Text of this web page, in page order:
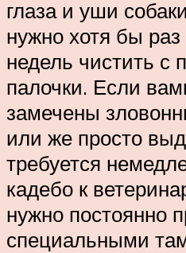
глаза и уши
нужно хотя бы раз
недель чистить с
палочки. Если
замечены
или же просто
требуется
кадебо к
нужно постоянно
специальными